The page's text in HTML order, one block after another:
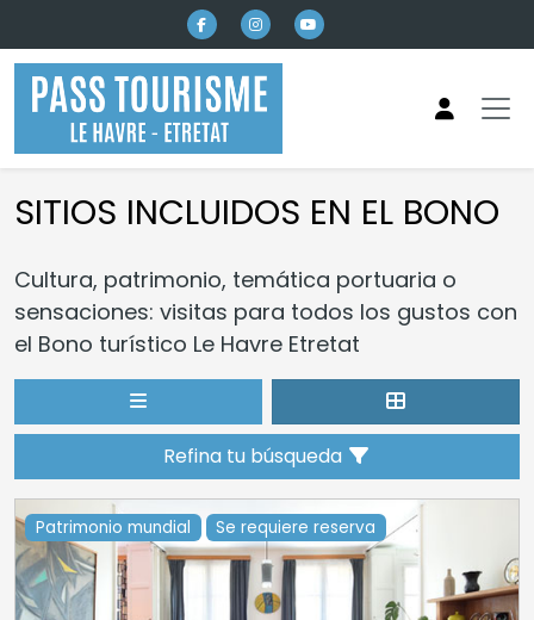
Ir al contenido principal
SITIOS INCLUIDOS EN EL BONO
Cultura, patrimonio, temática portuaria o
sensaciones: visitas para todos los gustos con
el Bono turístico Le Havre Etretat
Refina tu búsqueda
Patrimonio mundial Se requiere reserva